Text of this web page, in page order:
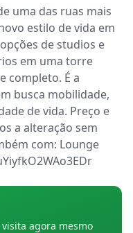
uma das ruas mais
estilo de vida em
de studios e
em uma torre
completo. É a
busca mobilidade,
de vida. Preço e
a alteração sem
com: Lounge
agora mesmo